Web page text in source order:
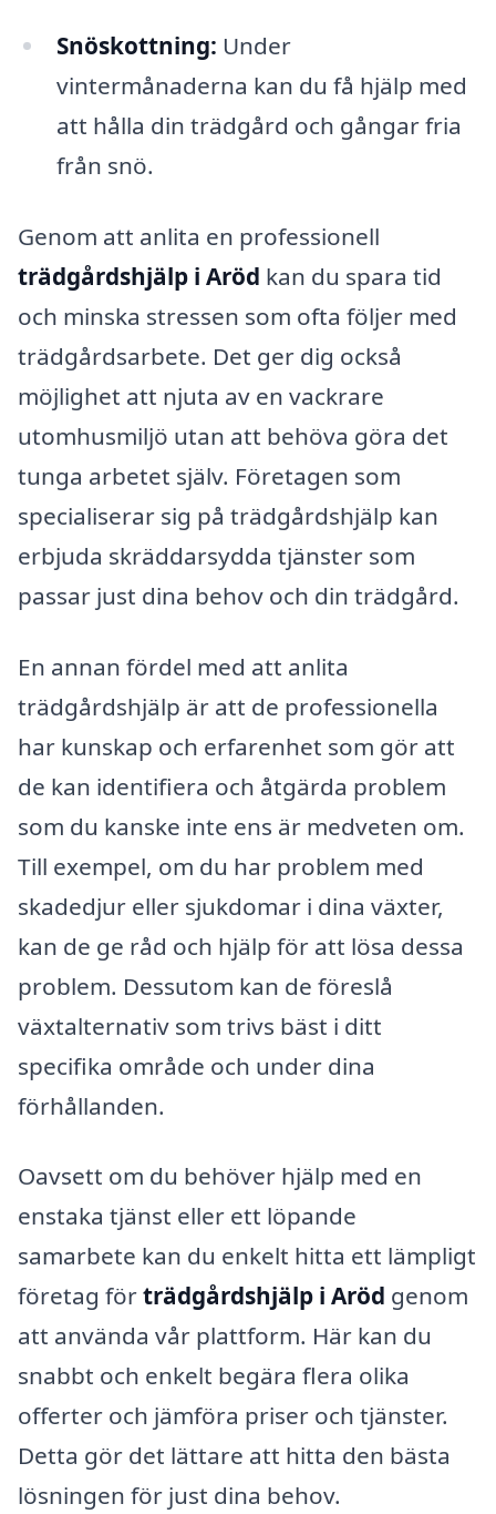
Snöskottning: Under
vintermånaderna kan du få hjälp med
att hålla din trädgård och gångar fria
från snö.
Genom att anlita en professionell
trädgårdshjälp i Aröd kan du spara tid
och minska stressen som ofta följer med
trädgårdsarbete. Det ger dig också
möjlighet att njuta av en vackrare
utomhusmiljö utan att behöva göra det
tunga arbetet själv. Företagen som
specialiserar sig på trädgårdshjälp kan
erbjuda skräddarsydda tjänster som
passar just dina behov och din trädgård.
En annan fördel med att anlita
trädgårdshjälp är att de professionella
har kunskap och erfarenhet som gör att
de kan identifiera och åtgärda problem
som du kanske inte ens är medveten om.
Till exempel, om du har problem med
skadedjur eller sjukdomar i dina växter,
kan de ge råd och hjälp för att lösa dessa
problem. Dessutom kan de föreslå
växtalternativ som trivs bäst i ditt
specifika område och under dina
förhållanden.
Oavsett om du behöver hjälp med en
enstaka tjänst eller ett löpande
samarbete kan du enkelt hitta ett lämpligt
företag förträdgårdshjälp i Aröd genom
att använda vår plattform. Här kan du
snabbt och enkelt begära flera olika
offerter och jämföra priser och tjänster.
Detta gör det lättare att hitta den bästa
lösningen för just dina behov.